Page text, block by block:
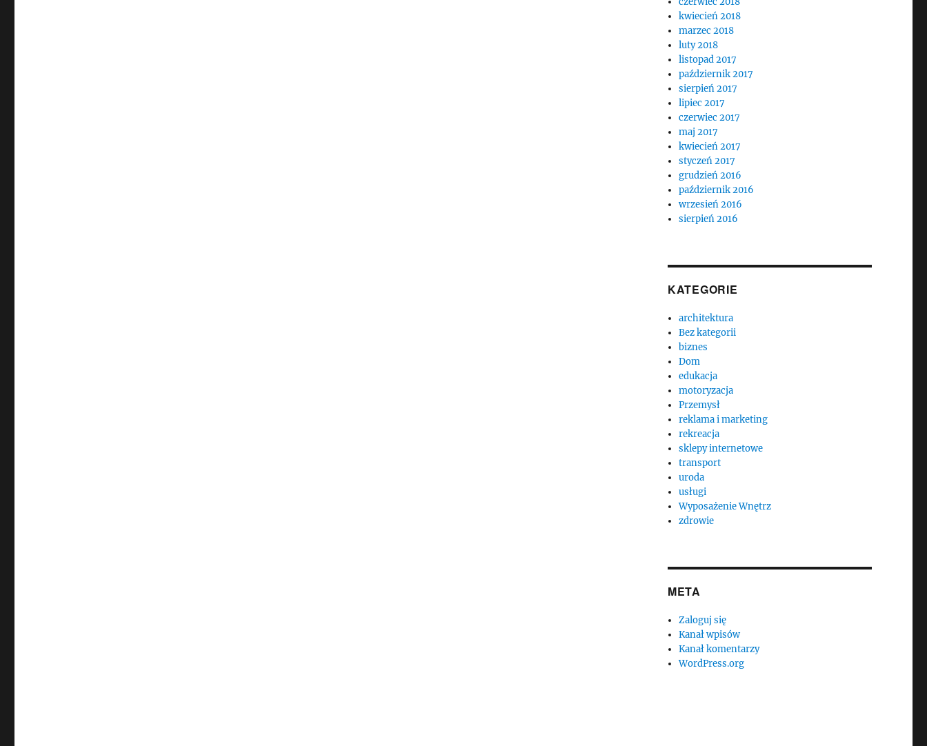
kwiecień 2018
marzec 2018
luty 2018
listopad 2017
październik 2017
sierpień 2017
lipiec 2017
czerwiec 2017
maj 2017
kwiecień 2017
styczeń 2017
grudzień 2016
październik 2016
wrzesień 2016
sierpień 2016
KATEGORIE
architektura
Bez kategorii
biznes
Dom
edukacja
motoryzacja
Przemysł
reklama i marketing
rekreacja
sklepy internetowe
transport
uroda
usługi
Wyposażenie Wnętrz
zdrowie
META
Zaloguj się
Kanał wpisów
Kanał komentarzy
WordPress.org